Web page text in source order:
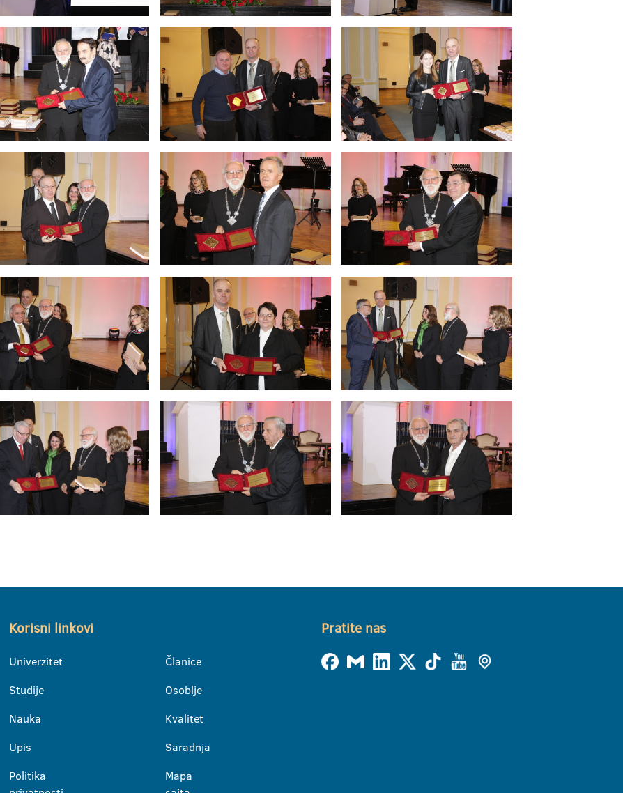
Korisni linkovi
Univerzitet
Studije
Nauka
Upis
Politika
Članice
Osoblje
Kvalitet
Saradnja
Mapa
Pratite nas